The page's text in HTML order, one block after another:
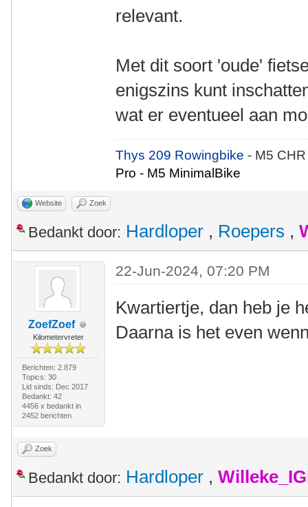
relevant.
Met dit soort 'oude'
enigszins kunt
wat er eventueel aan
Thys 209 Rowingbike- M5
Pro - M5 MinimalBike
Website Zoek
Bedankt door: Hardloper , Roepers ,
ZoefZoef
Kilometervreter
Berichten: 2.879
Topics: 30
Lid sinds: Dec 2017
Bedankt: 42
4456 x bedankt in
2452 berichten
22-Jun-2024, 07:20 PM
Kwartiertje, dan heb je
Daarna is het even
Zoek
Bedankt door: Hardloper ,